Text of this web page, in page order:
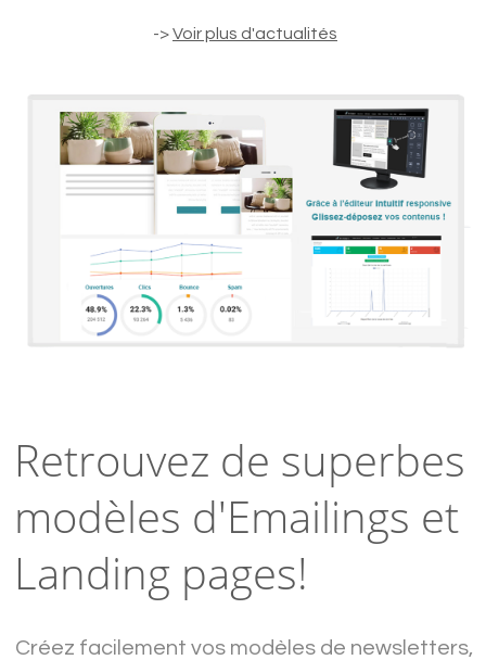
->Voir plus d'actualités
Retrouvez de superbes
modèles d'Emailings et
Landing pages!
Créez facilement vos modèles de newsletters,